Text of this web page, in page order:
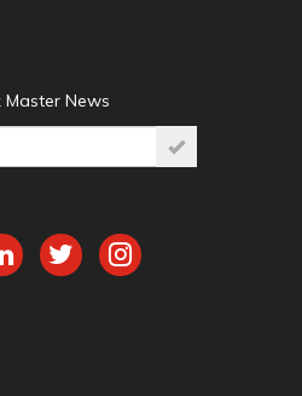
News